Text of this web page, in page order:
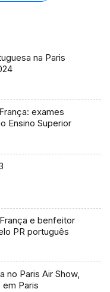
na Paris
exames
Ensino Superior
e benfeitor
PR português
no Paris Air Show,
em Paris